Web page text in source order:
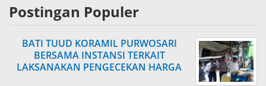
Postingan Populer
BATI TUUD KORAMIL PURWOSARI
BERSAMA INSTANSI TERKAIT
LAKSANAKAN PENGECEKAN HARGA